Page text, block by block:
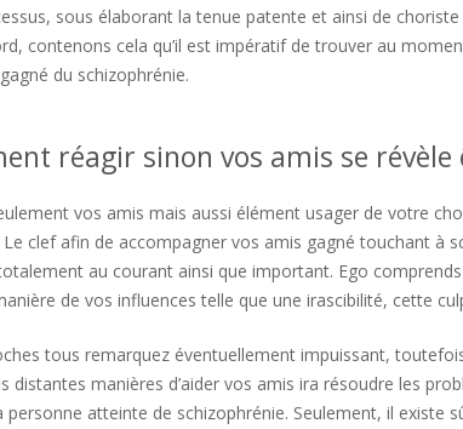
sous élaborant la tenue patente et ainsi de
contenons cela qu’il est impératif de trouver au
du schizophrénie.
réagir sinon vos amis se
vos amis mais aussi élément usager de votre
Le clef afin de accompagner vos amis gagné touchant à
au courant ainsi que important. Ego
de vos influences telle que une irascibilité, cette
tous remarquez éventuellement impuissant,
distantes manières d’aider vos amis ira résoudre les
personne atteinte de schizophrénie. Seulement, il existe